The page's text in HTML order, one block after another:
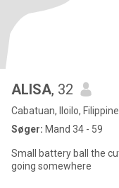
ALISA, 32
Cabatuan, Iloilo,
Søger: Mand 34 - 59
Small battery ball the
going somewhere